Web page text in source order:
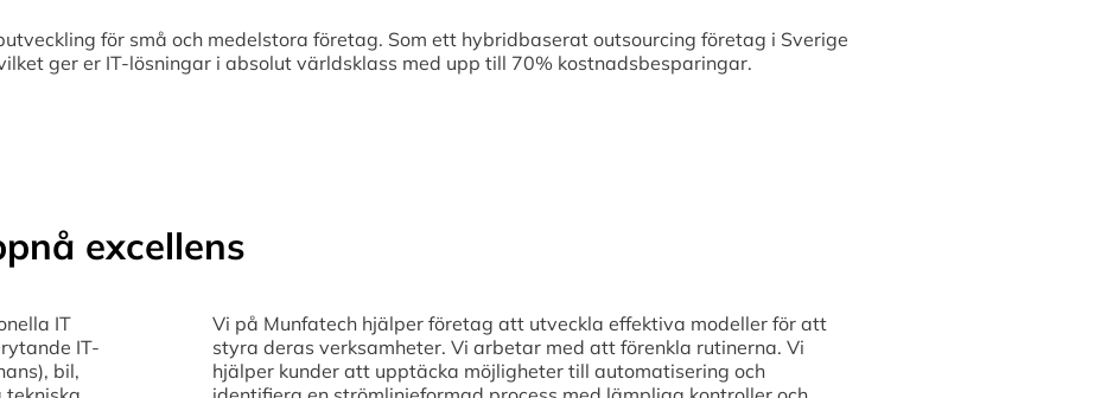
för små och medelstora företag. Som ett hybridbaserat outsourcing företag i Sverige
ger er IT-lösningar i absolut världsklass med upp till 70% kostnadsbesparingar.
excellens
IT
IT-
bil,
Vi på Munfatech hjälper företag att utveckla effektiva modeller för att
styra deras verksamheter. Vi arbetar med att förenkla rutinerna. Vi
hjälper kunder att upptäcka möjligheter till automatisering och